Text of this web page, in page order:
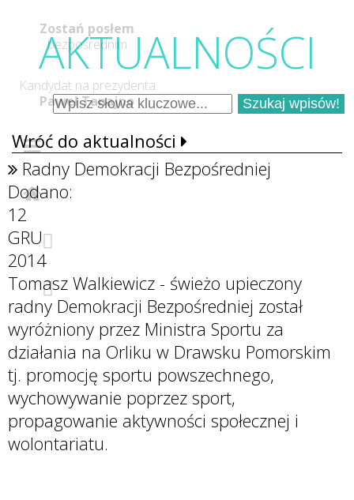
AKTUALNOŚCI
Wróć do aktualności
Radny Demokracji Bezpośredniej
Dodano:
12
GRU
2014
Tomasz Walkiewicz - świeżo upieczony
radny Demokracji Bezpośredniej został
wyróżniony przez Ministra Sportu za
działania na Orliku w Drawsku Pomorskim
tj. promocję sportu powszechnego,
wychowywanie poprzez sport,
propagowanie aktywności społecznej i
wolontariatu.
Zostań posłem
bezpośrednim
Kandydat na prezydenta
Paweł Tanajno